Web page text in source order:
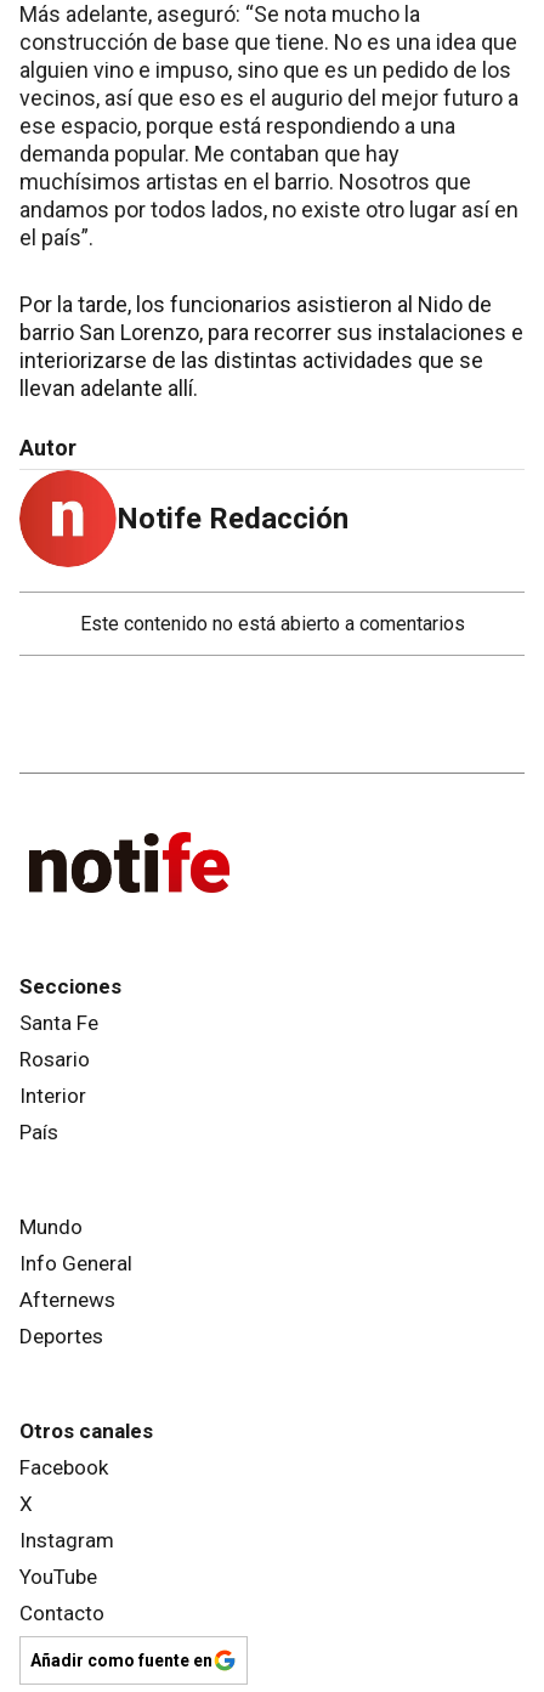
Más adelante, aseguró: “Se nota mucho la
construcción de base que tiene. No es una idea que
alguien vino e impuso, sino que es un pedido de los
vecinos, así que eso es el augurio del mejor futuro a
ese espacio, porque está respondiendo a una
demanda popular. Me contaban que hay
muchísimos artistas en el barrio. Nosotros que
andamos por todos lados, no existe otro lugar así en
el país”.
Por la tarde, los funcionarios asistieron al Nido de
barrio San Lorenzo, para recorrer sus instalaciones e
interiorizarse de las distintas actividades que se
llevan adelante allí.
Autor
Notife Redacción
Este contenido no está abierto a comentarios
Secciones
Santa Fe
Rosario
Interior
País
Mundo
Info General
Afternews
Deportes
Otros canales
Facebook
X
Instagram
YouTube
Contacto
Añadir como fuente en